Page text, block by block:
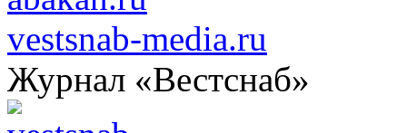
vestsnab-media.ru
Журнал «Вестснаб»